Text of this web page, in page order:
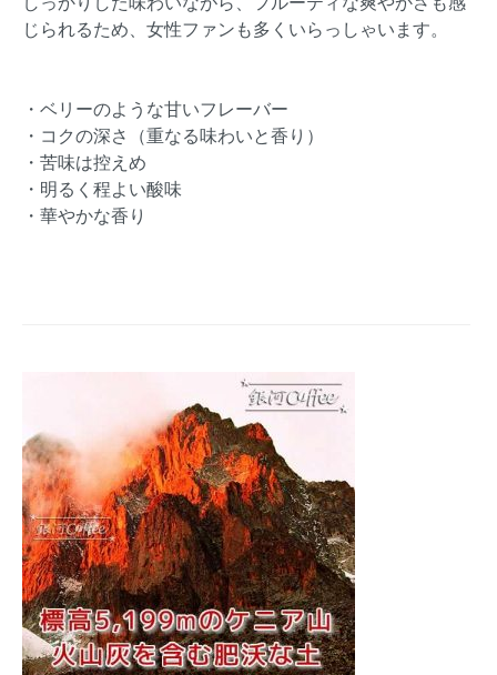
じられるため、女性ファンも多くいらっしゃいます。
・ベリーのような甘いフレーバー
・コクの深さ（重なる味わいと香り）
・苦味は控えめ
・明るく程よい酸味
・華やかな香り